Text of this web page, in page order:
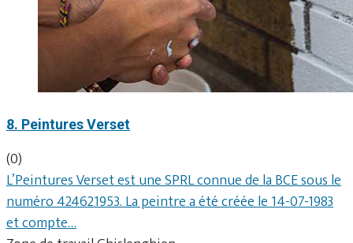
8. Peintures Verset
(0)
L’Peintures Verset est une SPRL connue de la BCE sous le
numéro 424621953. La peintre a été créée le 14-07-1983
et compte…